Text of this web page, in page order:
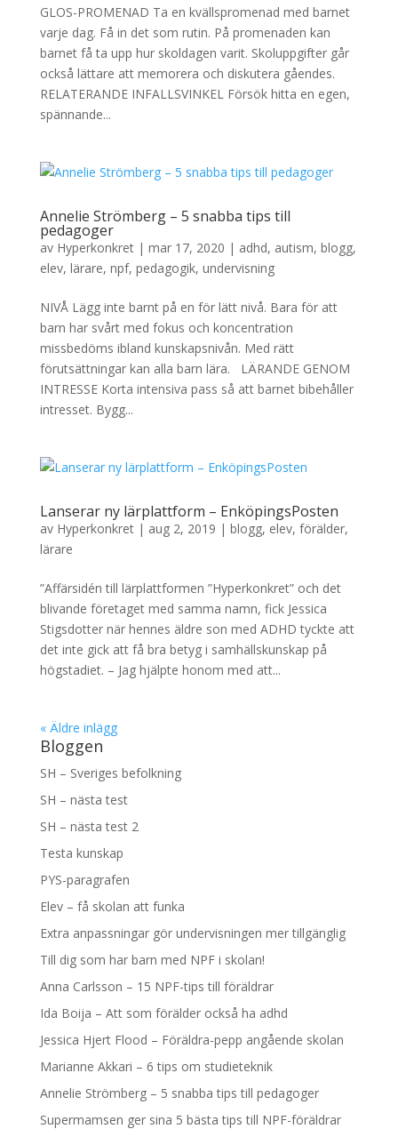
GLOS-PROMENAD Ta en kvällspromenad med barnet
varje dag. Få in det som rutin. På promenaden kan
barnet få ta upp hur skoldagen varit. Skoluppgifter går
också lättare att memorera och diskutera gåendes.
RELATERANDE INFALLSVINKEL Försök hitta en egen,
spännande...
Annelie Strömberg – 5 snabba tips till
pedagoger
av Hyperkonkret| mar 17, 2020 | adhd, autism, blogg,
elev, lärare, npf, pedagogik, undervisning
NIVÅ Lägg inte barnt på en för lätt nivå. Bara för att
barn har svårt med fokus och koncentration
missbedöms ibland kunskapsnivån. Med rätt
förutsättningar kan alla barn lära. LÄRANDE GENOM
INTRESSE Korta intensiva pass så att barnet bibehåller
intresset. Bygg...
Lanserar ny lärplattform – EnköpingsPosten
av Hyperkonkret| aug 2, 2019 | blogg, elev, förälder,
lärare
”Affärsidén till lärplattformen ”Hyperkonkret” och det
blivande företaget med samma namn, fick Jessica
Stigsdotter när hennes äldre son med ADHD tyckte att
det inte gick att få bra betyg i samhällskunskap på
högstadiet. – Jag hjälpte honom med att...
« Äldre inlägg
Bloggen
SH – Sveriges befolkning
SH – nästa test
SH – nästa test 2
Testa kunskap
PYS-paragrafen
Elev – få skolan att funka
Extra anpassningar gör undervisningen mer tillgänglig
Till dig som har barn med NPF i skolan!
Anna Carlsson – 15 NPF-tips till föräldrar
Ida Boija – Att som förälder också ha adhd
Jessica Hjert Flood – Föräldra-pepp angående skolan
Marianne Akkari – 6 tips om studieteknik
Annelie Strömberg – 5 snabba tips till pedagoger
Supermamsen ger sina 5 bästa tips till NPF-föräldrar